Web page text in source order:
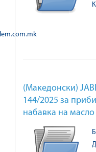
(Македонски)
144/2025 за
набавка на